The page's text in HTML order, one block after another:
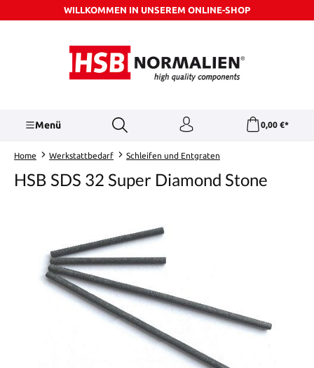
Zum Hauptinhalt springenWILLKOMMEN IN UNSEREM ONLINE-SHOP
Menü 0,00 €*
Home Werkstattbedarf Schleifen und Entgraten
HSB SDS 32 Super Diamond Stone
Bildergalerie überspringen